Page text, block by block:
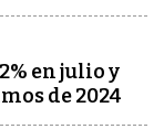
en julio y
de 2024